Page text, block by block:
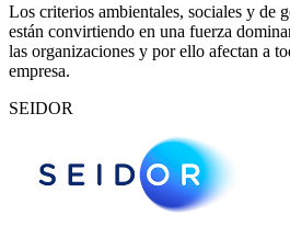
Los criterios ambientales, sociales y de
están convirtiendo en una fuerza
las organizaciones y por ello afectan a
empresa.
SEIDOR